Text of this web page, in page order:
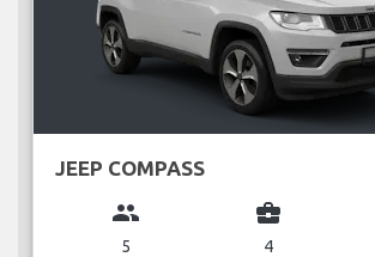
JEEP COMPASS
group
5
business_center
4